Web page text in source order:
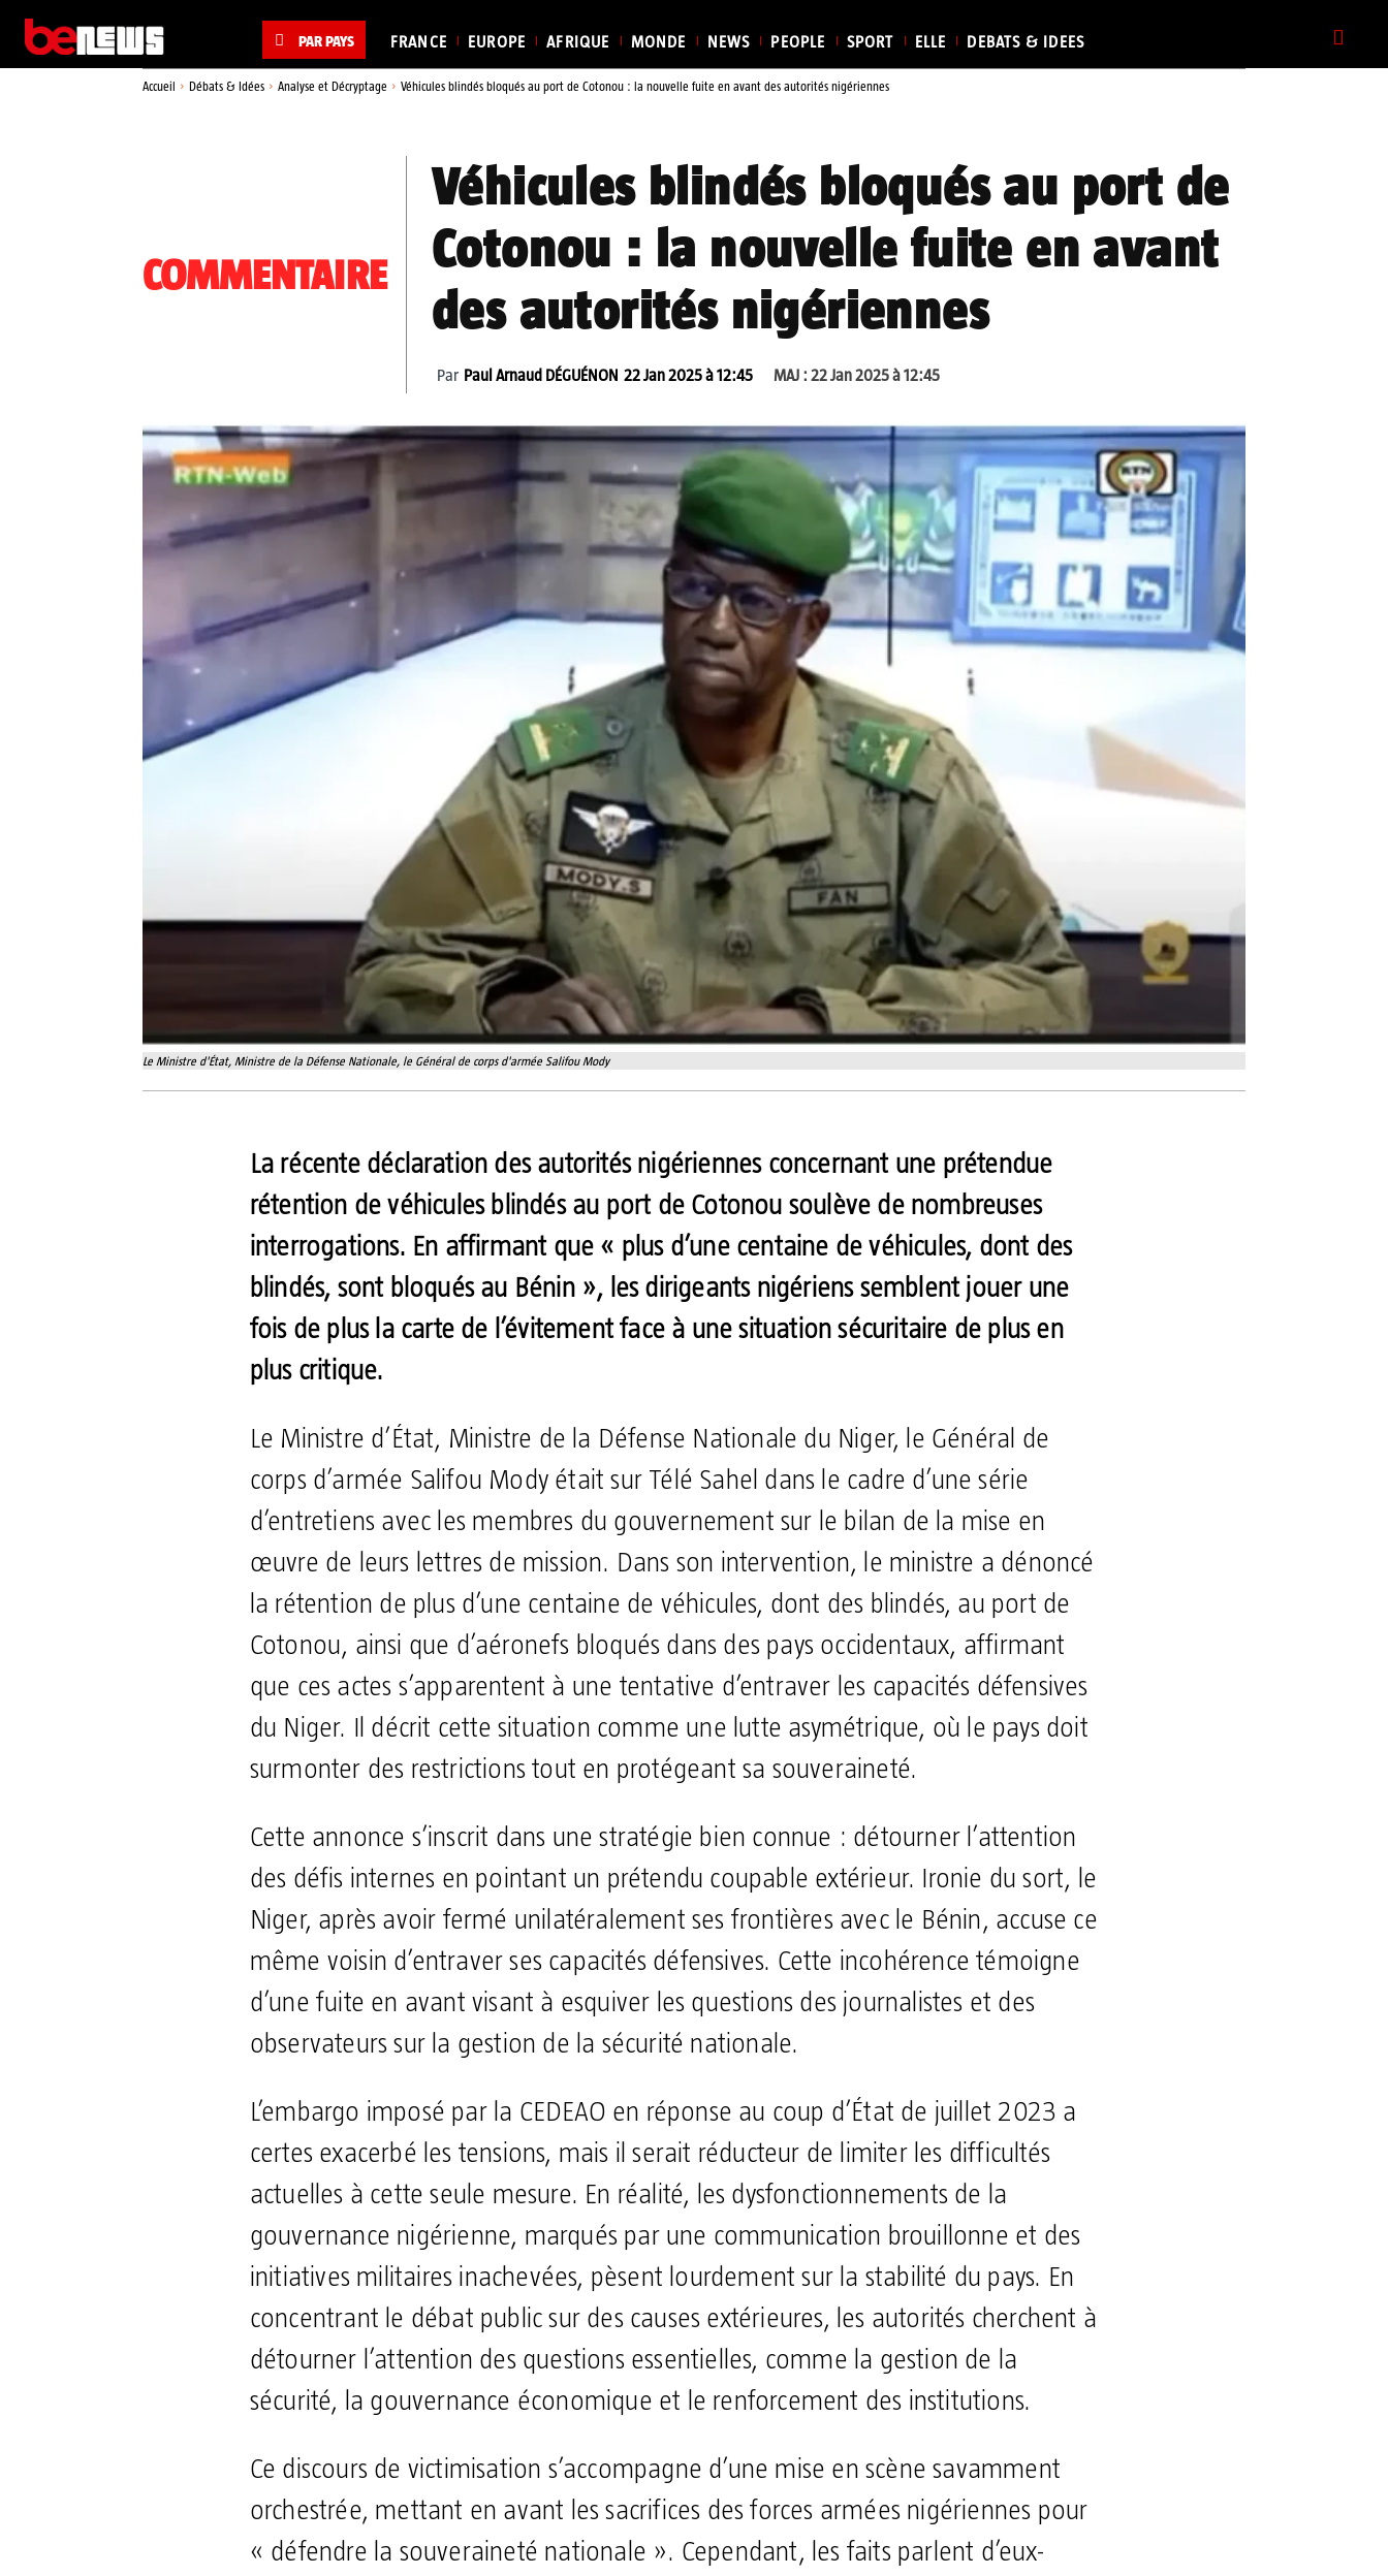
PAR PAYS FRANCE EUROPE AFRIQUE MONDE NEWS PEOPLE SPORT ELLE DEBATS & IDEES
Accueil Débats & Idées Analyse et Décryptage Véhicules blindés bloqués au port de Cotonou : la nouvelle fuite en avant des autorités nigériennes
COMMENTAIRE
Véhicules blindés bloqués au port de
Cotonou : la nouvelle fuite en avant
des autorités nigériennes
Par Paul Arnaud DÉGUÉNON 22 Jan 2025 à 12:45 MAJ : 22 Jan 2025 à 12:45
Le Ministre d'État, Ministre de la Défense Nationale, le Général de corps d'armée Salifou Mody
La récente déclaration des autorités nigériennes concernant une prétendue
rétention de véhicules blindés au port de Cotonou soulève de nombreuses
interrogations. En affirmant que « plus d’une centaine de véhicules, dont des
blindés, sont bloqués au Bénin », les dirigeants nigériens semblent jouer une
fois de plus la carte de l’évitement face à une situation sécuritaire de plus en
plus critique.
Le Ministre d’État, Ministre de la Défense Nationale du Niger, le Général de
corps d’armée Salifou Mody était sur Télé Sahel dans le cadre d’une série
d’entretiens avec les membres du gouvernement sur le bilan de la mise en
œuvre de leurs lettres de mission. Dans son intervention, le ministre a dénoncé
la rétention de plus d’une centaine de véhicules, dont des blindés, au port de
Cotonou, ainsi que d’aéronefs bloqués dans des pays occidentaux, affirmant
que ces actes s’apparentent à une tentative d’entraver les capacités défensives
du Niger. Il décrit cette situation comme une lutte asymétrique, où le pays doit
surmonter des restrictions tout en protégeant sa souveraineté.
Cette annonce s’inscrit dans une stratégie bien connue : détourner l’attention
des défis internes en pointant un prétendu coupable extérieur. Ironie du sort, le
Niger, après avoir fermé unilatéralement ses frontières avec le Bénin, accuse ce
même voisin d’entraver ses capacités défensives. Cette incohérence témoigne
d’une fuite en avant visant à esquiver les questions des journalistes et des
observateurs sur la gestion de la sécurité nationale.
L’embargo imposé par la CEDEAO en réponse au coup d’État de juillet 2023 a
certes exacerbé les tensions, mais il serait réducteur de limiter les difficultés
actuelles à cette seule mesure. En réalité, les dysfonctionnements de la
gouvernance nigérienne, marqués par une communication brouillonne et des
initiatives militaires inachevées, pèsent lourdement sur la stabilité du pays. En
concentrant le débat public sur des causes extérieures, les autorités cherchent à
détourner l’attention des questions essentielles, comme la gestion de la
sécurité, la gouvernance économique et le renforcement des institutions.
Ce discours de victimisation s’accompagne d’une mise en scène savamment
orchestrée, mettant en avant les sacrifices des forces armées nigériennes pour
« défendre la souveraineté nationale ». Cependant, les faits parlent d’eux-